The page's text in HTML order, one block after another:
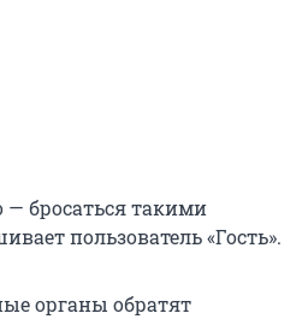
— бросаться такими
пользователь «Гость».
органы обратят